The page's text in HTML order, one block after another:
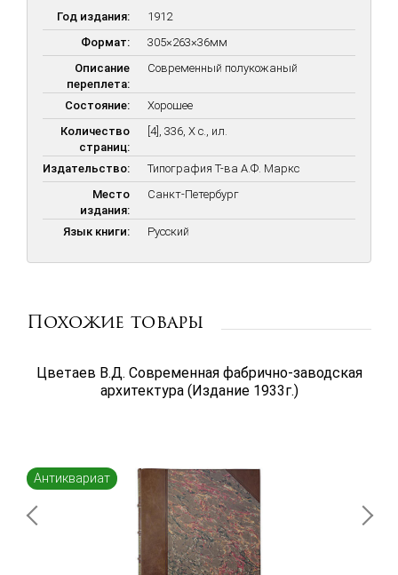
биографии архитекторов, составленные И.А. Фоминым.
В издании представлены все достижения художественной
архитектуры России по эпохам, широко представлены работы
известных архитекторов — Растрелли, Ринальди, Мартоса,
Кваренги, Гонзаго, Захарова и др.; личная мебель и предметы
интерьера Петра I, Елизаветы Петровны, Екатерины II, Павла I,
Александра I и др., портреты и работы русских художников,
живопись, графика, скульптура и т.д. и т.п.
Год издания:
1912
Формат:
305×263×36мм
Описание
переплета:
Современный полукожаный
Состояние:
Хорошее
Количество
страниц:
[4], 336, Х с., ил.
Издательство:
Типография Т-ва А.Ф. Маркс
Место
издания:
Санкт-Петербург
Язык книги: Русский
Похожие товары
Цветаев В.Д. Современная фабрично-заводская
архитектура (Издание 1933г.)
Антиквариат